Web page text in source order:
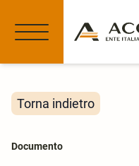
Torna indietro
Documento